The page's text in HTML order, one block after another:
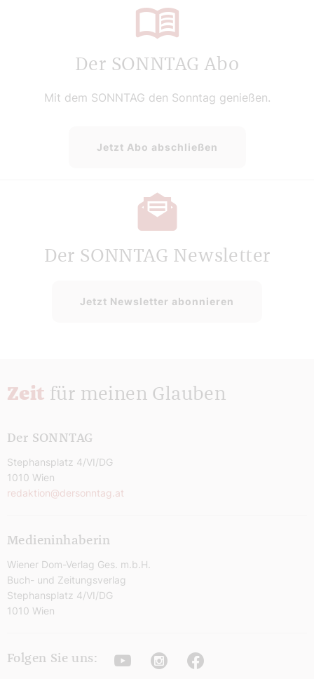
Der SONNTAG Abo
Mit dem SONNTAG den Sonntag genießen.
Jetzt Abo abschließen
Der SONNTAG Newsletter
Jetzt Newsletter abonnieren
Zeit für meinen Glauben
Der SONNTAG
Stephansplatz 4/VI/DG
1010 Wien
redaktion@dersonntag.at
Medieninhaberin
Wiener Dom-Verlag Ges. m.b.H.
Buch- und Zeitungsverlag
Stephansplatz 4/VI/DG
1010 Wien
Folgen Sie uns: YoutubeInstagramFacebook